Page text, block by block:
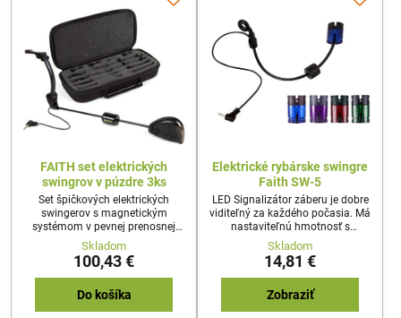
FAITH set elektrických
swingrov v púzdre 3ks
Set špičkových elektrických
swingerov s magnetickým
systémom v pevnej prenosnej
taške s voľným miestom ďalší
signalizátor. Profesionálne
rybárske príslušenstvo!
Skladom
100,43 €
Do košíka
Elektrické rybárske swingre
Faith SW-5
LED Signalizátor záberu je dobre
viditeľný za každého počasia. Má
nastaviteľnú hmotnosť s
konektorom 2,5 mm pre
pripojenie k signalizátorom
záberu.
Skladom
14,81 €
Zobraziť